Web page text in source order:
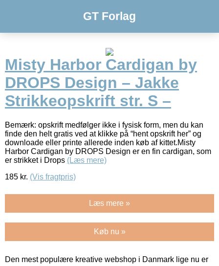
GT Forlag
Misty Harbor Cardigan by
DROPS Design – Jakke
Strikkeopskrift str. S –
Bemærk: opskrift medfølger ikke i fysisk form, men du kan
finde den helt gratis ved at klikke på “hent opskrift her” og
downloade eller printe allerede inden køb af kittet.Misty
Harbor Cardigan by DROPS Design er en fin cardigan, som
er strikket i Drops (Læs mere)
185 kr. (Vis fragtpris)
Læs mere »
Køb nu »
Den mest populære kreative webshop i Danmark lige nu er